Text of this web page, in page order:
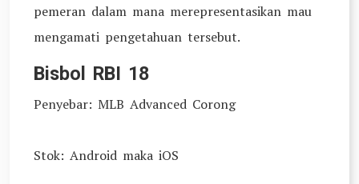
pemeran dalam mana merepresentasikan mau
mengamati pengetahuan tersebut.
Bisbol RBI 18
Penyebar: MLB Advanced Corong
Stok: Android maka iOS